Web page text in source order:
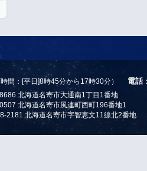
時間：[平日]8時45分から17時30分） 電話
北海道名寄市大通南1丁目1番地
北海道名寄市風連町西町196番地1
2181 北海道名寄市字智恵文11線北2番地